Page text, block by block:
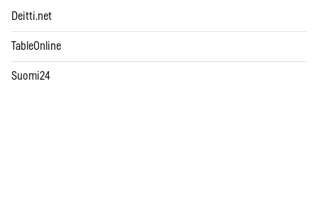
Deitti.net
TableOnline
Suomi24